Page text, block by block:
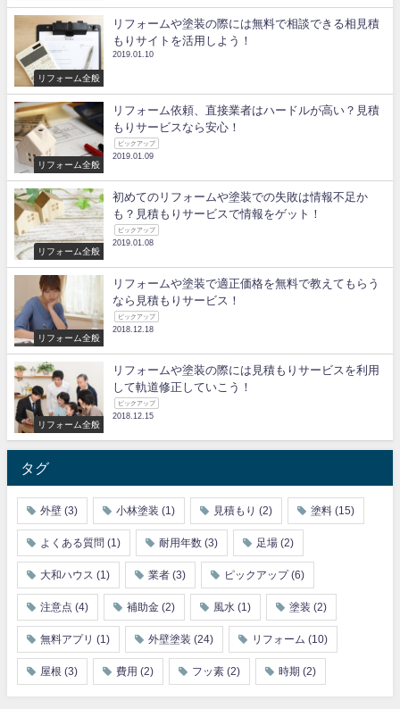
リフォーム全般
リフォームや塗装の際には無料で相談できる相見積
もりサイトを活用しよう！
2019.01.10
リフォーム全般
リフォーム依頼、直接業者はハードルが高い？見積
もりサービスなら安心！
ピックアップ
2019.01.09
リフォーム全般
初めてのリフォームや塗装での失敗は情報不足か
も？見積もりサービスで情報をゲット！
ピックアップ
2019.01.08
リフォーム全般
リフォームや塗装で適正価格を無料で教えてもらう
なら見積もりサービス！
ピックアップ
2018.12.18
リフォーム全般
リフォームや塗装の際には見積もりサービスを利用
して軌道修正していこう！
ピックアップ
2018.12.15
タグ
外壁 (3) 小林塗装 (1) 見積もり (2) 塗料 (15)
よくある質問 (1) 耐用年数 (3) 足場 (2)
大和ハウス (1) 業者 (3) ピックアップ(6)
注意点 (4) 補助金 (2) 風水 (1) 塗装 (2)
無料アプリ (1) 外壁塗装 (24) リフォーム (10)
屋根 (3) 費用 (2) フッ素 (2) 時期 (2)